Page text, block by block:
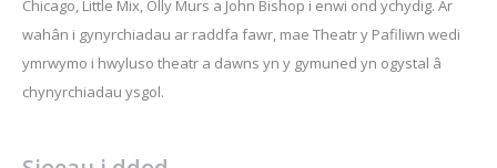
Chicago, Little Mix, Olly Murs a John Bishop i enwi ond ychydig. Ar
wahân i gynyrchiadau ar raddfa fawr, mae Theatr y Pafiliwn wedi
ymrwymo i hwyluso theatr a dawns yn y gymuned yn ogystal â
chynyrchiadau ysgol.